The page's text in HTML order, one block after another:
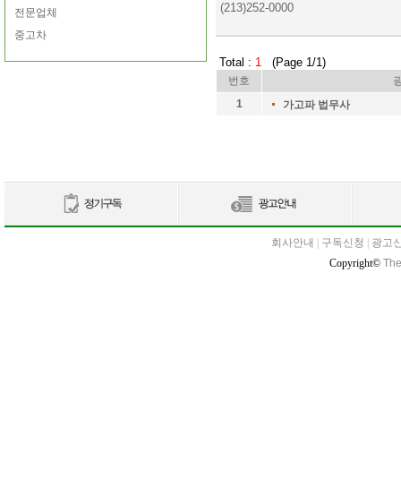
전문업체
중고차
(213)252-0000
Total : 1 (Page 1/1)
번호
1
가고파 법무사
회사안내 구독신청
광고
Copyright©